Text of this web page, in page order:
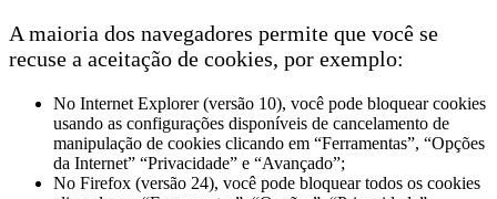
A maioria dos navegadores permite que você se
recuse a aceitação de cookies, por exemplo:
No Internet Explorer (versão 10), você pode bloquear cookies
usando as configurações disponíveis de cancelamento de
manipulação de cookies clicando em “Ferramentas”, “Opções
da Internet” “Privacidade” e “Avançado”;
No Firefox (versão 24), você pode bloquear todos os cookies